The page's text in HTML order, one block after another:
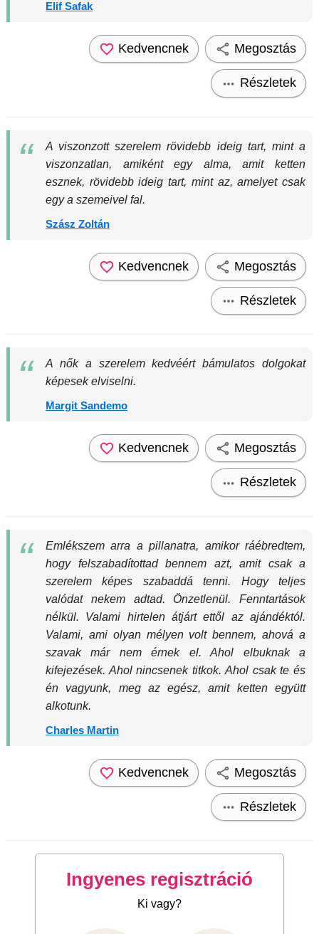
Elif Safak
Kedvencnek Megosztás
Részletek
A viszonzott szerelem rövidebb ideig tart, mint a
viszonzatlan, amiként egy alma, amit ketten
esznek, rövidebb ideig tart, mint az, amelyet csak
egy a szemeivel fal.
Szász Zoltán
Kedvencnek Megosztás
Részletek
A nők a szerelem kedvéért bámulatos dolgokat
képesek elviselni.
Margit Sandemo
Kedvencnek Megosztás
Részletek
Emlékszem arra a pillanatra, amikor ráébredtem,
hogy felszabadítottad bennem azt, amit csak a
szerelem képes szabaddá tenni. Hogy teljes
valódat nekem adtad. Önzetlenül. Fenntartások
nélkül. Valami hirtelen átjárt ettől az ajándéktól.
Valami, ami olyan mélyen volt bennem, ahová a
szavak már nem érnek el. Ahol elbuknak a
kifejezések. Ahol nincsenek titkok. Ahol csak te és
én vagyunk, meg az egész, amit ketten együtt
alkotunk.
Charles Martin
Kedvencnek Megosztás
Részletek
Ingyenes regisztráció
Ki vagy?